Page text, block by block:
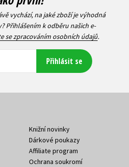
vychází, na jaké zboží je výhodná
Přihlášením k odběru našich e-
se zpracováním osobních údajů.
Přihlásit se
Knižní novinky
Dárkové poukazy
Affiliate program
Ochrana soukromí